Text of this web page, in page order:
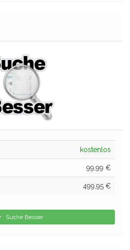
kostenlos
99,99 €
499,95 €
Suche Besser